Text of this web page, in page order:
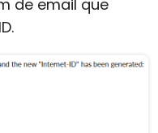
de email que